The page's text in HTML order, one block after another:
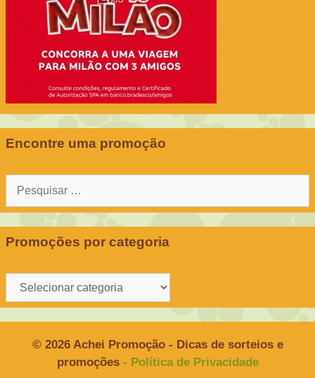
Encontre uma promoção
Pesquisar
Promoções por categoria
Promoções
por
© 2026 Achei Promoção - Dicas de sorteios e
promoções - Política de Privacidade